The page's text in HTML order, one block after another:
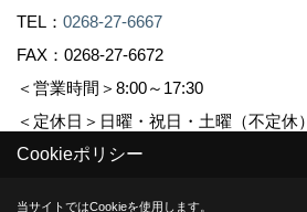
TEL： 0268-27-6667
FAX：0268-27-6672
＜営業時間＞8:00～17:30
＜定休日＞日曜・祝日・土曜（不定休）
Copyright (c) Sinshuu. All Rights Reserved.
Cookieポリシー
当サイトではCookieを使用します。